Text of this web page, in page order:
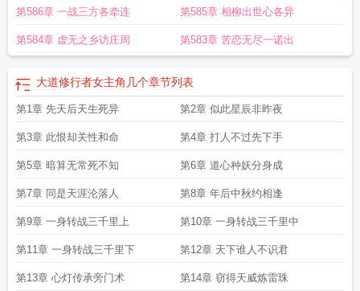
第586章 一战三方各牵连 第585章 相柳出世心各异
第584章 虚无之乡访庄周 第583章 苦恋无尽一诺出
大道修行者女主角几个章节列表
第1章 先天后天生死异 第2章 似此星辰非昨夜
第3章 此恨却关性和命 第4章 打人不过先下手
第5章 暗算无常死不知 第6章 道心种妖分身成
第7章 同是天涯沦落人 第8章 年后中秋约相逢
第9章 一身转战三千里上 第10章 一身转战三千里中
第11章 一身转战三千里下 第12章 天下谁人不识君
第13章 心灯传承旁门术 第14章 窃得天威炼雷珠